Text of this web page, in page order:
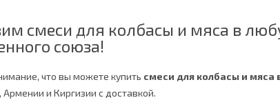
смеси для колбасы и мяса в
союза!
что вы можете купить смеси для колбасы и мяса
Армении и Киргизии с доставкой.